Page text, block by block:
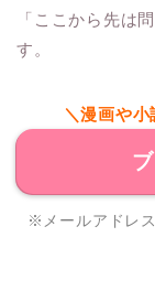
「ここから先は
す。
＼漫画や
※メールアドレ